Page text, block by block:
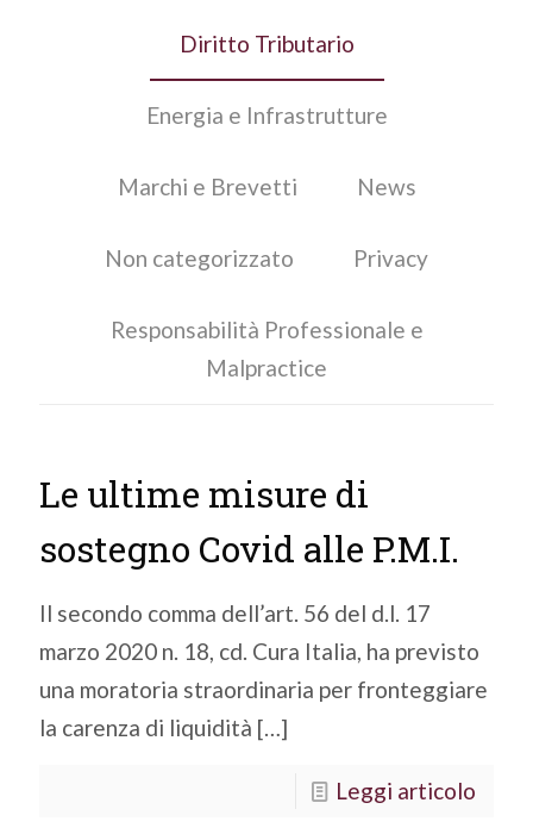
Diritto Tributario
Energia e Infrastrutture
Marchi e Brevetti News
Non categorizzato Privacy
Responsabilità Professionale e
Malpractice
Le ultime misure di
sostegno Covid alle P.M.I.
Il secondo comma dell’art. 56 del d.l. 17
marzo 2020 n. 18, cd. Cura Italia, ha previsto
una moratoria straordinaria per fronteggiare
la carenza di liquidità […]
Leggi articolo